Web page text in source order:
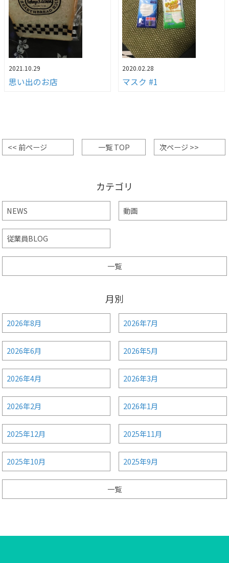
2021.10.29
思い出のお店
2020.02.28
マスク #1
<< 前ページ 一覧 TOP 次ページ >>
カテゴリ
NEWS 動画
従業員BLOG
一覧
月別
2026年8月 2026年7月
2026年6月 2026年5月
2026年4月 2026年3月
2026年2月 2026年1月
2025年12月 2025年11月
2025年10月 2025年9月
一覧